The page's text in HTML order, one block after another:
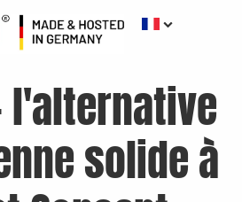
l'alternative
solide à